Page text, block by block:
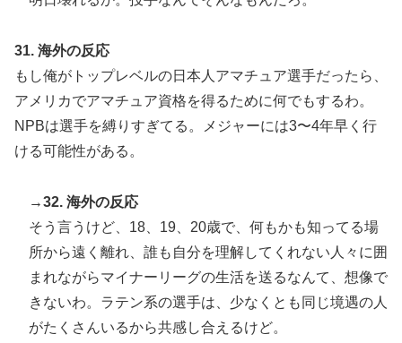
31. 海外の反応
もし俺がトップレベルの日本人アマチュア選手だったら、
アメリカでアマチュア資格を得るために何でもするわ。
NPBは選手を縛りすぎてる。メジャーには3〜4年早く行
ける可能性がある。
→32. 海外の反応
そう言うけど、18、19、20歳で、何もかも知ってる場
所から遠く離れ、誰も自分を理解してくれない人々に囲
まれながらマイナーリーグの生活を送るなんて、想像で
きないわ。ラテン系の選手は、少なくとも同じ境遇の人
がたくさんいるから共感し合えるけど。